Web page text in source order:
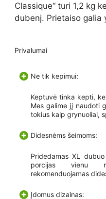
Classique“ turi 1,2 kg
dubenį. Prietaiso galia
Privalumai
Ne tik kepimui:
Keptuvė tinka kepti,
Mes galime jį naudoti
tokius kaip grynuoliai,
Didesnėms šeimoms:
Pridedamas XL
porcijas vienu
rekomenduojamas
Įdomus dizainas: